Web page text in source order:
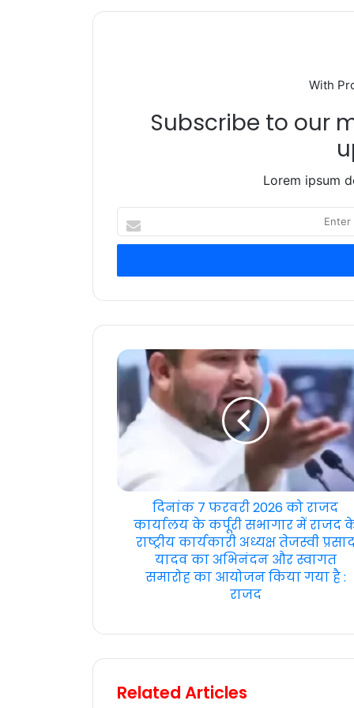
With
Subscribe to our
Lorem ipsum
your
address
दिनांक 7 फरवरी 2026 को राजद
कार्यालय के कर्पूरी सभागार में राजद
राष्ट्रीय कार्यकारी अध्यक्ष तेजस्वी
यादव का अभिनंदन और स्वागत
समारोह का आयोजन किया गया है :
राजद
Related Articles